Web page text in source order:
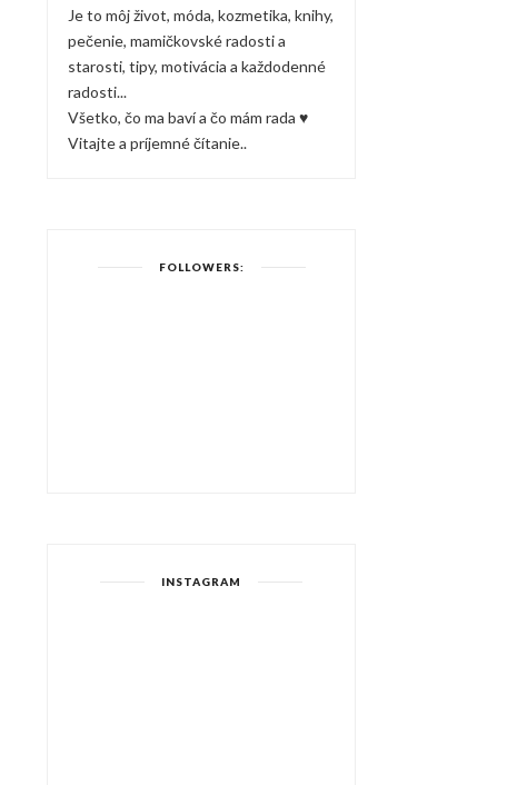
Je to môj život, móda, kozmetika, knihy,
pečenie, mamičkovské radosti a
starosti, tipy, motivácia a každodenné
radosti...
Všetko, čo ma baví a čo mám rada ♥
Vitajte a príjemné čítanie..
FOLLOWERS:
INSTAGRAM